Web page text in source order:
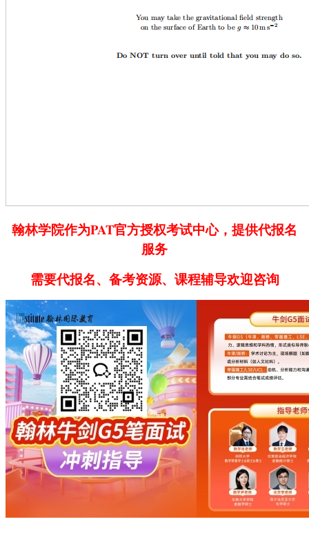
翰林学院作为PAT官方授权考试中心，提供代报名
服务
需要代报名、备考资源、课程辅导欢迎咨询